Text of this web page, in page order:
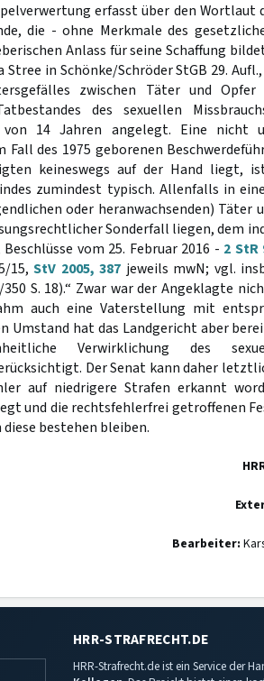
erfasst über den Wortlaut
die - ohne Merkmale des
Anlass für seine Schaffung
in Schönke/Schröder StGB 29. Aufl.,
zwischen Täter und
des sexuellen
von 14 Jahren angelegt. Eine nicht
des 1975 geborenen
keineswegs auf der Hand liegt,
zumindest typisch. Allenfalls in
oder heranwachsenden) Täter
Sonderfall liegen, dem
vom 25. Februar 2016 - 2 StR
15,StV 2005, 387 jeweils mwN; vgl.
350 S. 18).“ Zwar war der Angeklagte
auch eine Vaterstellung mit
Umstand hat das Landgericht aber
Verwirklichung des
Der Senat kann daher
auf niedrigere Strafen erkannt
und die rechtsfehlerfrei getroffenen
bestehen bleiben.
Bearbeiter:
HRR-STRAFRECHT.DE
HRR-Strafrecht.de ist ein Service der